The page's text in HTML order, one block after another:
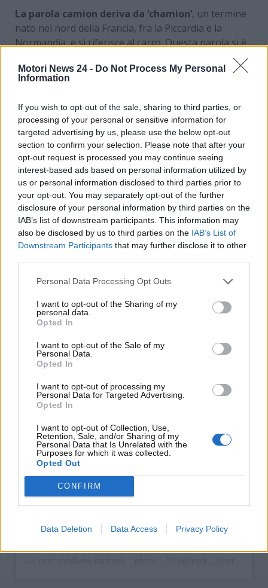
Motori News 24 - Do Not Process My Personal
Information
If you wish to opt-out of the sale, sharing to third parties, or
processing of your personal or sensitive information for
targeted advertising by us, please use the below opt-out
section to confirm your selection. Please note that after your
opt-out request is processed you may continue seeing
interest-based ads based on personal information utilized by
us or personal information disclosed to third parties prior to
your opt-out. You may separately opt-out of the further
disclosure of your personal information by third parties on the
IAB’s list of downstream participants. This information may
also be disclosed by us to third parties on the IAB’s List of
Downstream Participants that may further disclose it to other
Personal Data Processing Opt Outs
I want to opt-out of the Sharing of my
personal data.
Opted In
I want to opt-out of the Sale of my
Personal Data.
Opted In
I want to opt-out of processing my
Personal Data for Targeted Advertising.
Opted In
I want to opt-out of Collection, Use,
Retention, Sale, and/or Sharing of my
Personal Data that Is Unrelated with the
Purposes for which it was collected.
Opted Out
CONFIRM
Data Deletion Data Access Privacy Policy
La parola camion deriva da ‘chamion’, un termine
nato nel nord della Francia, fra la Piccardia e la
Normandia, e si riferisce al carro. Questa parola si è
ed è stata utilizzata
assai rapidamente da molti altri Stati nel mondo;
Italia, Spagna e Portogallo sono state seguite
primo prototipodi camon è nato nel1896; fu
realizzato poco dopo l’introduzione del motore a
scoppio, una delle invenzioni più importanti del 19°
secolo, e lo crediamo bene per due ragioni: fino a
quel momento i carri venivano spostati con l’ausilio
degli animali, metodo all’epoca già piuttosto
antiquato.
Visualizza questo post su Instagram